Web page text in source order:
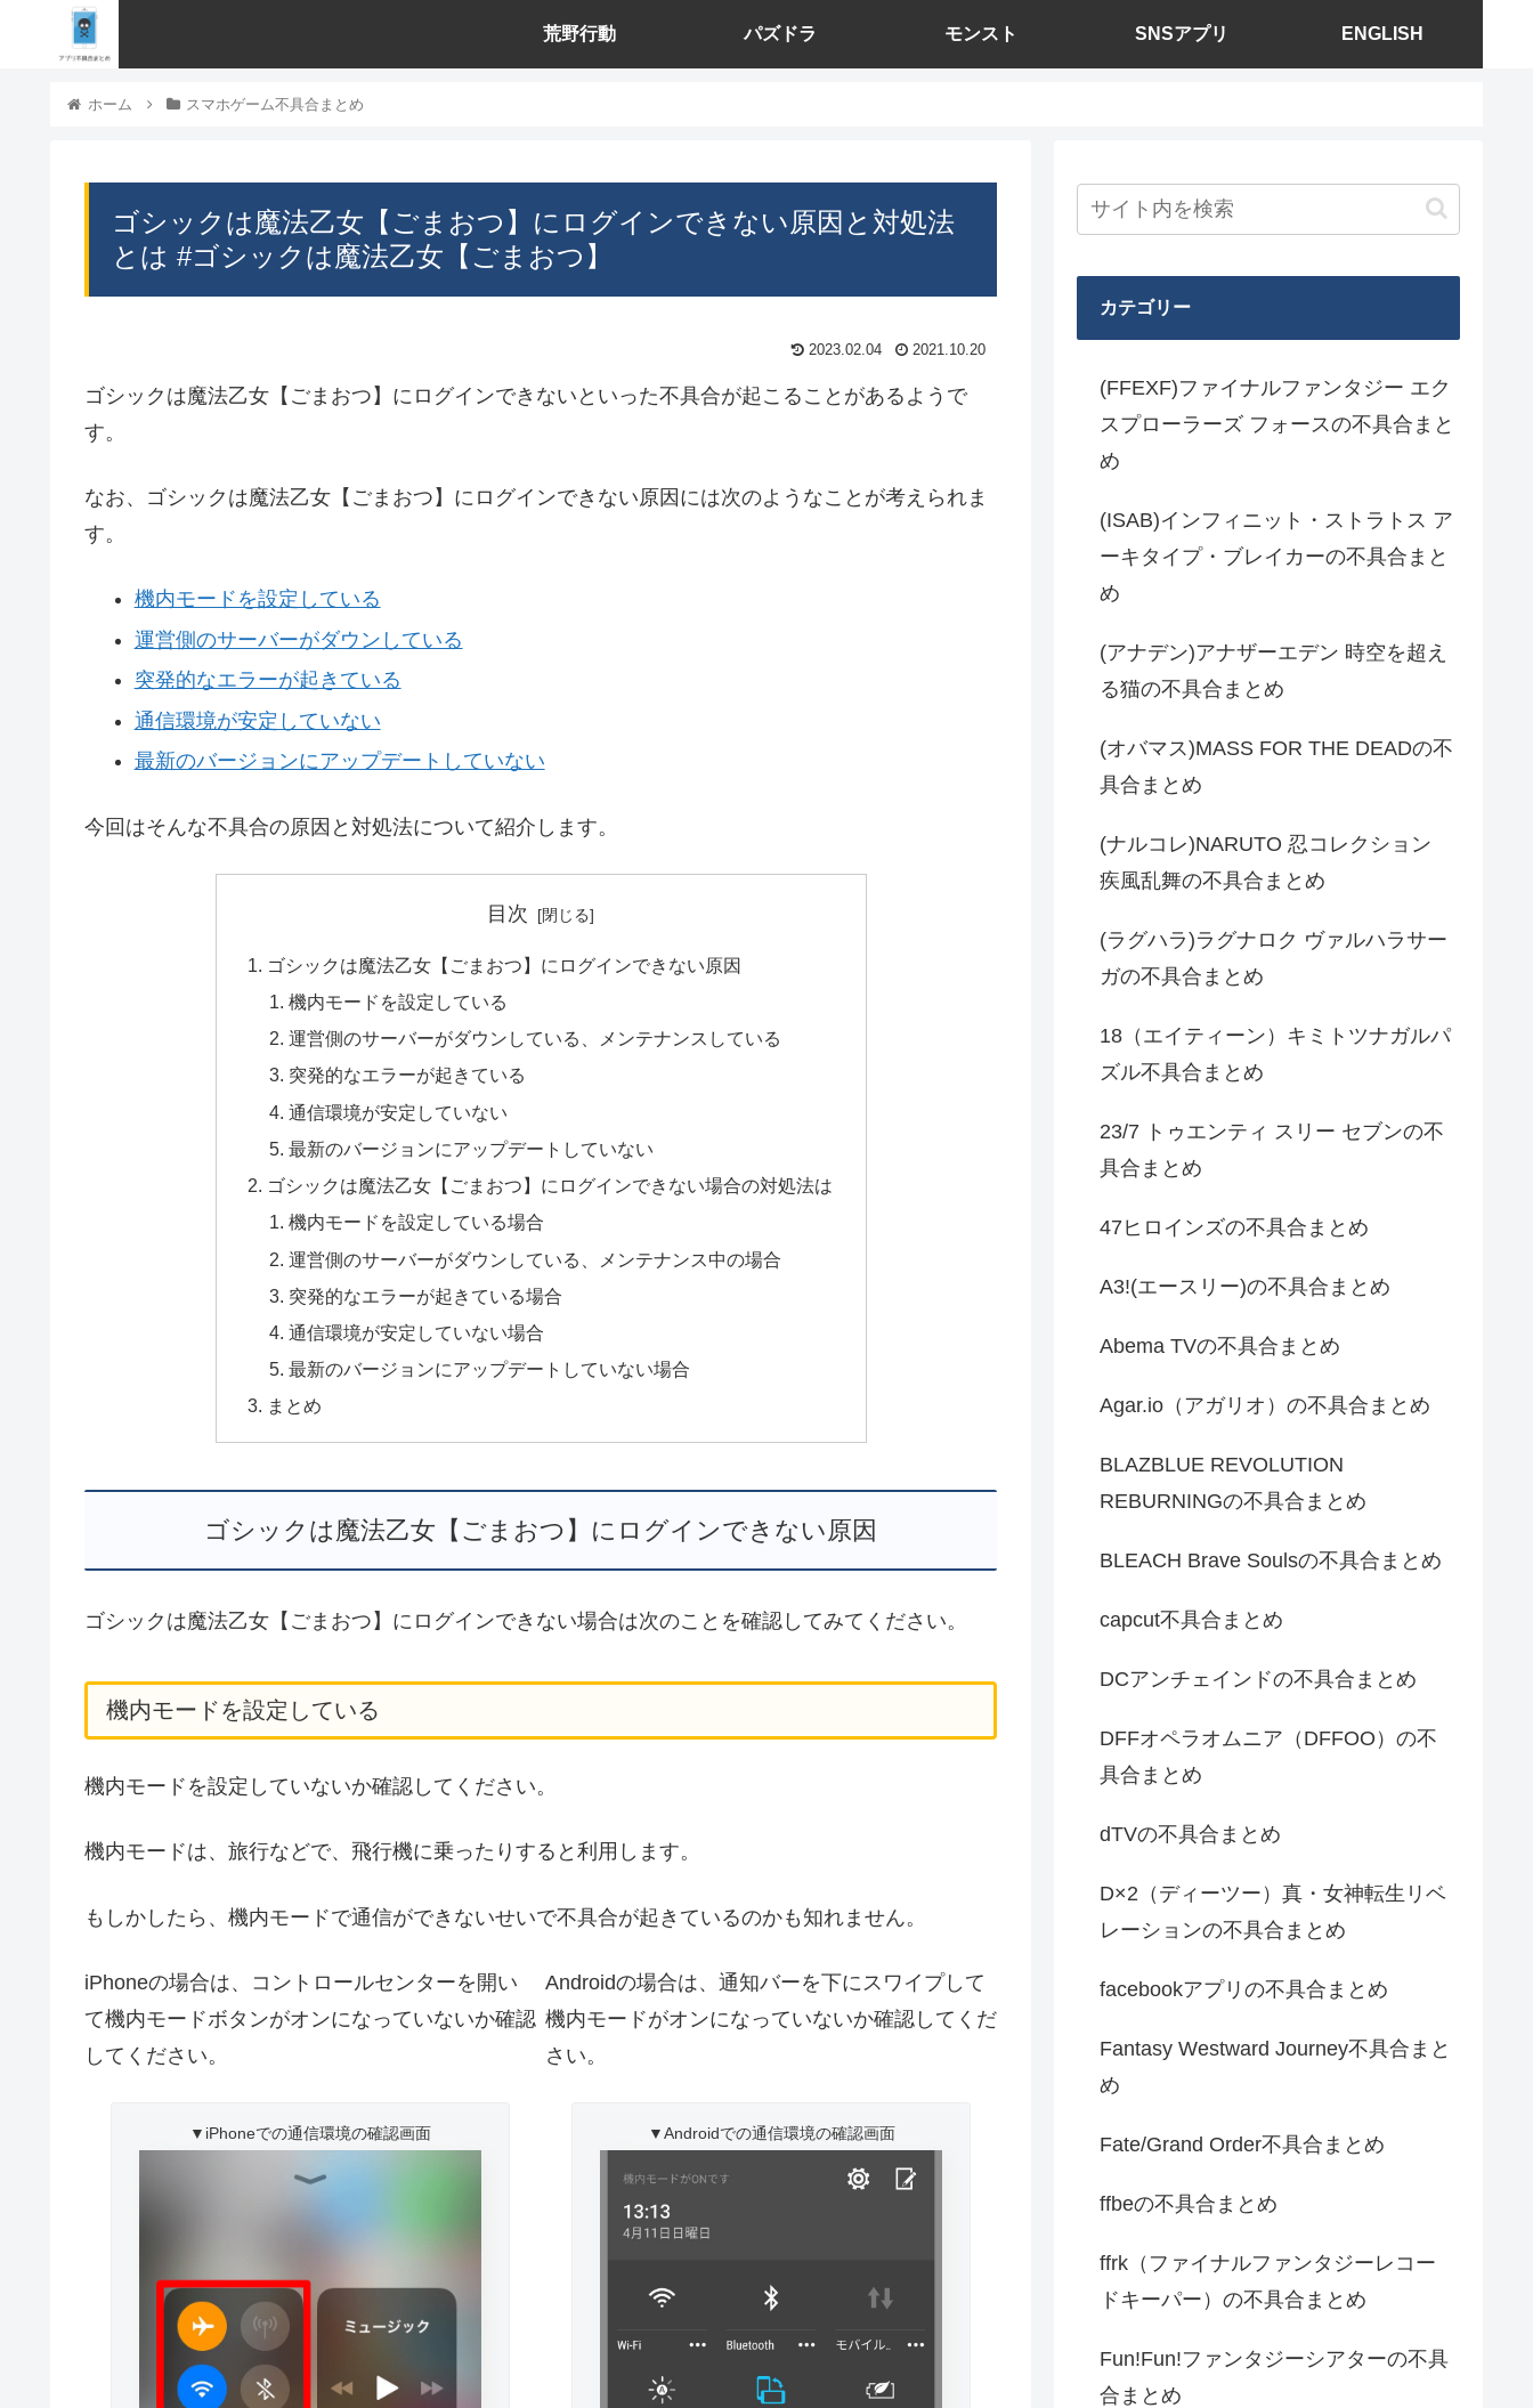
荒野行動 パズドラ モンスト SNSアプリ ENGLISH
ホーム スマホゲーム不具合まとめ
ゴシックは魔法乙女【ごまおつ】にログインできない原因と対処法
とは #ゴシックは魔法乙女【ごまおつ】
2023.02.04 2021.10.20
ゴシックは魔法乙女【ごまおつ】にログインできないといった不具合が起こることがあるようで
す。
なお、ゴシックは魔法乙女【ごまおつ】にログインできない原因には次のようなことが考えられま
す。
機内モードを設定している
運営側のサーバーがダウンしている
突発的なエラーが起きている
通信環境が安定していない
最新のバージョンにアップデートしていない
今回はそんな不具合の原因と対処法について紹介します。
目次
ゴシックは魔法乙女【ごまおつ】にログインできない原因
機内モードを設定している
運営側のサーバーがダウンしている、メンテナンスしている
突発的なエラーが起きている
通信環境が安定していない
最新のバージョンにアップデートしていない
ゴシックは魔法乙女【ごまおつ】にログインできない場合の対処法は
機内モードを設定している場合
運営側のサーバーがダウンしている、メンテナンス中の場合
突発的なエラーが起きている場合
通信環境が安定していない場合
最新のバージョンにアップデートしていない場合
まとめ
ゴシックは魔法乙女【ごまおつ】にログインできない原因
ゴシックは魔法乙女【ごまおつ】にログインできない場合は次のことを確認してみてください。
機内モードを設定している
機内モードを設定していないか確認してください。
機内モードは、旅行などで、飛行機に乗ったりすると利用します。
もしかしたら、機内モードで通信ができないせいで不具合が起きているのかも知れません。
iPhoneの場合は、コントロールセンターを開い
て機内モードボタンがオンになっていないか確認
してください。
▼iPhoneでの通信環境の確認画面
Androidの場合は、通知バーを下にスワイプして
機内モードがオンになっていないか確認してくだ
さい。
▼Androidでの通信環境の確認画面
カテゴリー
(FFEXF)ファイナルファンタジー エク
スプローラーズ フォースの不具合まと
め
(ISAB)インフィニット・ストラトス ア
ーキタイプ・ブレイカーの不具合まと
め
(アナデン)アナザーエデン 時空を超え
る猫の不具合まとめ
(オバマス)MASS FOR THE DEADの不
具合まとめ
(ナルコレ)NARUTO 忍コレクション
疾風乱舞の不具合まとめ
(ラグハラ)ラグナロク ヴァルハラサー
ガの不具合まとめ
18（エイティーン）キミトツナガルパ
ズル不具合まとめ
23/7 トゥエンティ スリー セブンの不
具合まとめ
47ヒロインズの不具合まとめ
A3!(エースリー)の不具合まとめ
Abema TVの不具合まとめ
Agar.io（アガリオ）の不具合まとめ
BLAZBLUE REVOLUTION
REBURNINGの不具合まとめ
BLEACH Brave Soulsの不具合まとめ
capcut不具合まとめ
DCアンチェインドの不具合まとめ
DFFオペラオムニア（DFFOO）の不
具合まとめ
dTVの不具合まとめ
D×2（ディーツー）真・女神転生リベ
レーションの不具合まとめ
facebookアプリの不具合まとめ
Fantasy Westward Journey不具合まと
め
Fate/Grand Order不具合まとめ
ffbeの不具合まとめ
ffrk（ファイナルファンタジーレコー
ドキーパー）の不具合まとめ
Fun!Fun!ファンタジーシアターの不具
合まとめ